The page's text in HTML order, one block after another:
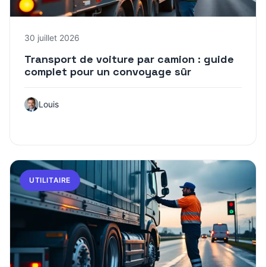
30 juillet 2026
Transport de voiture par camion : guide
complet pour un convoyage sûr
Louis
UTILITAIRE